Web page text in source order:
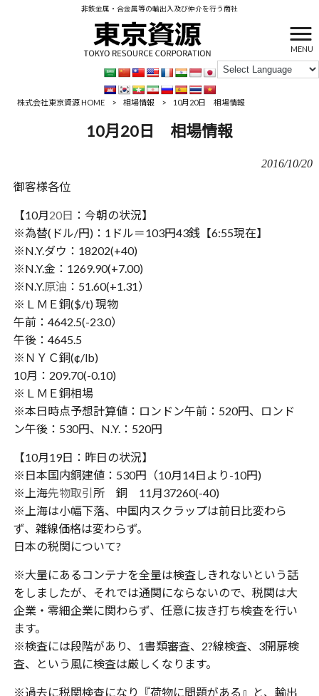
非鉄金属・合金属等の輸出入及び仲介を行う商社
MENU
株式会社東京資源 HOME > 相場情報 > 10月20日 相場情報
10月20日 相場情報
2016/10/20
御客様各位
【10月20日 ：今朝の状況】
※為替(ドル/円)：1ドル＝103円43銭【6:55現在】
※N.Y.ダウ：18202(+40)
※N.Y.金：1269.90(+7.00)
※N.Y.原油 ：51.60(+1.31）
※ＬＭＥ銅($/t) 現物
午前：4642.5(-23.0）
午後：4645.5
※ＮＹＣ銅(¢/lb)
10月：209.70(-0.10)
※ＬＭＥ銅相場
※本日時点予想計算値：ロンドン午前：520円、ロンド
ン午後：530円、N.Y.：520円
【10月19日：昨日の状況】
※日本国内銅建値：530円（10月14日より-10円)
※上海先物取引 所 銅 11月37260(-40)
※上海は小幅下落、中国内スクラップは前日比変わら
ず、雑線価格は変わらず。
日本の税関について?
※大量にあるコンテナを全量は検査しきれないという話
をしましたが、それでは通関にならないので、税関は大
企業・零細企業に関わらず、任意に抜き打ち検査を行い
ます。
※検査には段階があり、1書類審査、2?線検査、3開扉検
査、という風に検査は厳しくなります。
※過去に税関検査になり『荷物に問題がある』と、輸出